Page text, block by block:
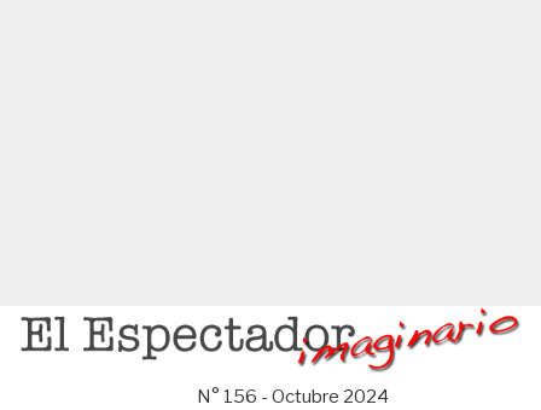
Saltar
N° 156 - Octubre 2024